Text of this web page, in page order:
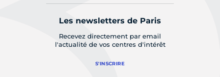
Les newsletters de Paris
Recevez directement par email
l'actualité de vos centres d'intérêt
S'INSCRIRE